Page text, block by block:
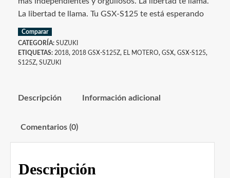
La libertad te llama. Tu GSX-S125 te está esperando
Comparar
CATEGORÍA: SUZUKI
ETIQUETAS: 2018, 2018 GSX-S125Z, EL MOTERO, GSX, GSX-S125,
S125Z, SUZUKI
Descripción Información adicional
Comentarios (0)
Descripción